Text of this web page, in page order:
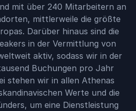
mit über 240 Mitarbeitern an
mittlerweile die größte
Darüber hinaus sind die
in der Vermittlung von
aktiv, sodass wir in der
Buchungen pro Jahr
stehen wir in allen Athenas
Werte und die
um eine Dienstleistung